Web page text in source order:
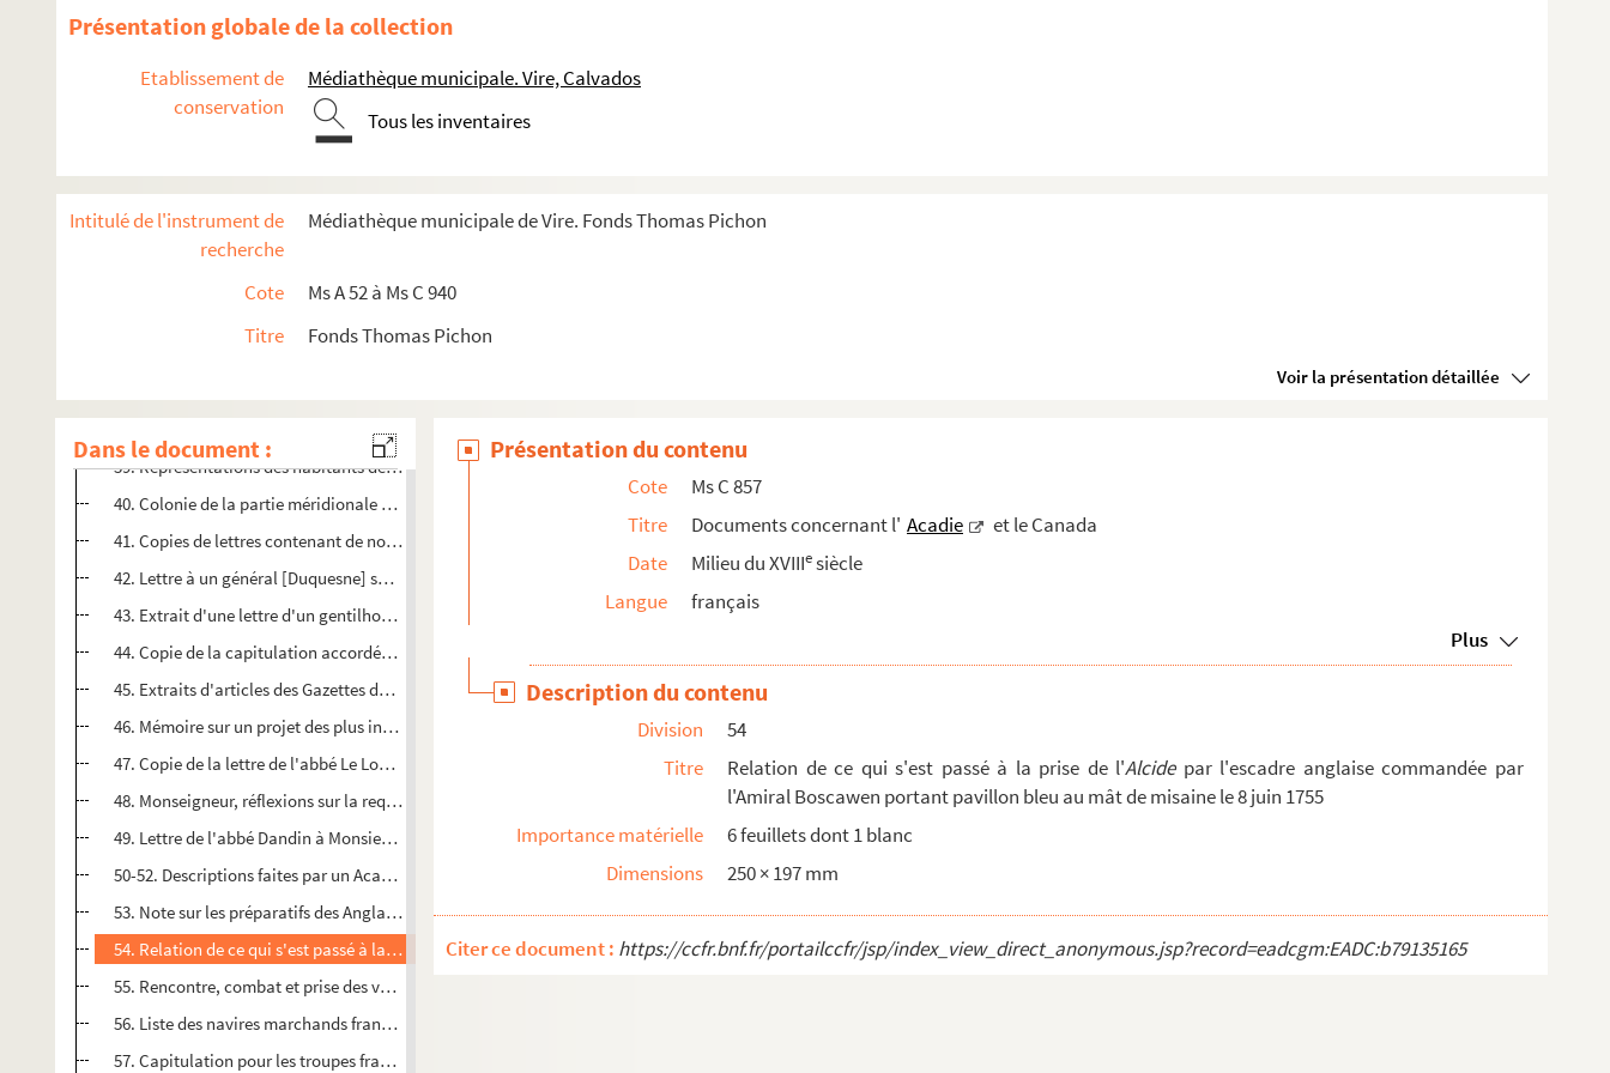
Présentation globale de la collection
Etablissement de
conservation
Médiathèque municipale. Vire, Calvados
Tous les inventaires
Intitulé de l'instrument de
recherche
Médiathèque municipale de Vire. Fonds Thomas Pichon
Cote
Ms A 52 à Ms C 940
Titre
Fonds Thomas Pichon
Voir la présentation détaillée
Dans le document :
27. Monsieur Desherbiers écrivait au Ministre le 17 septembre 1750
29. Notes historiques
30. Etat dans lequel se trouvait le 9 septembre 1751 la colonie anglaise nouvellement établie à Chibouct...
33. Ile Royale, duplicata : Motifs des Sauvages Mikmaques et Marichites de continuer la guerre contre le...
34. Paroles de Monsieur de Contrecoeur aux Nations (les Iroquois, Chaouanons, Loups et autres nations). ...
38. Description de la ville d'Halifax, de son port, de ses environs, de ses troupes et habitants, etc.
39. Représentations des habitants de l'Acadie
40. Colonie de la partie méridionale de la Nouvelle-France en Canada : Tableau de l'état actuel des miss...
41. Copies de lettres contenant de nombreux renseignements sur les forts de Gasparau, Beauséjour etc., t...
42. Lettre à un général [Duquesne] sur la situation des réfugiés de l'Acadie à Beauséjour (1er février 1...
43. Extrait d'une lettre d'un gentilhomme de la Virginie à un de ses amis en date du 16 janvier 1754, su...
44. Copie de la capitulation accordée par Monsieur de Villiers capitaine commandant des troupes de Sa Ma...
45. Extraits d'articles des Gazettes de Londres, de Paris, de Boston. Extrait de la lettre de Monsieur D...
46. Mémoire sur un projet des plus intéressants (ravitaillement de Québec ou Louisbourg)
47. Copie de la lettre de l'abbé Le Loutre à Monsieur Lawrence, commandant en chef de la Province de l'A...
48. Monseigneur, réflexions sur la requête que vous présentez à Monsieur le marquis Duquesne, gouverneur...
49. Lettre de l'abbé Dandin à Monsieur Le Loutre. Mémoire de la mission de l'Acadie anglaise ou de la No...
50-52. Descriptions faites par un Acadien de quelques parties de ce pays (cartes)
53. Note sur les préparatifs des Anglais et copie d'une lettre de Monsieur de la Galissionnière
54. Relation de ce qui s'est passé à la prise de l'Alcidepar l'escadre anglaise commandée par l'Amiral ...
55. Rencontre, combat et prise des vaisseaux du Roi l'
56. Liste des navires marchands français conduits à Halifax par l'escadre de l'Amiral Boscawen
57. Capitulation pour les troupes françaises qui se trouvent dans le fort de Beauséjour
Présentation du contenu
Cote
Ms C 857
Titre
Documents concernant l' Acadie
et le Canada
Date
Milieu du XVIIIesiècle
Langue
français
Plus
Description du contenu
Division
54
Titre
Relation de ce qui s'est passé à la prise de l'Alcidepar l'escadre anglaise commandée par
l'Amiral Boscawen portant pavillon bleu au mât de misaine le 8 juin 1755
Importance matérielle
6 feuillets dont 1 blanc
Dimensions
250 × 197 mm
Citer ce document : https://ccfr.bnf.fr/portailccfr/jsp/index_view_direct_anonymous.jsp?record=eadcgm:EADC:b79135165